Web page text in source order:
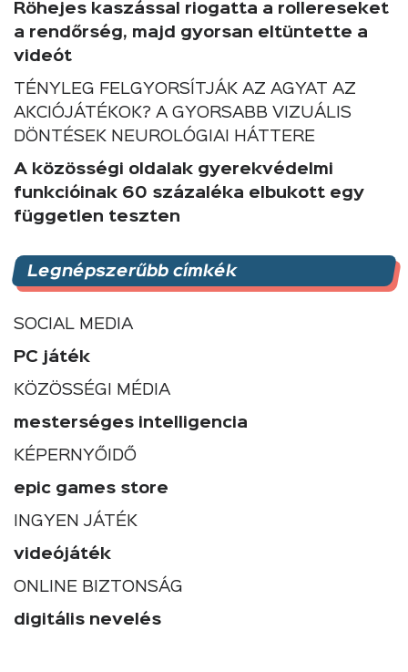
Röhejes kaszással riogatta a rollereseket
a rendőrség, majd gyorsan eltüntette a
videót
TÉNYLEG FELGYORSÍTJÁK AZ AGYAT AZ
AKCIÓJÁTÉKOK? A GYORSABB VIZUÁLIS
DÖNTÉSEK NEUROLÓGIAI HÁTTERE
A közösségi oldalak gyerekvédelmi
funkcióinak 60 százaléka elbukott egy
független teszten
Legnépszerűbb címkék
SOCIAL MEDIA
PC játék
KÖZÖSSÉGI MÉDIA
mesterséges intelligencia
KÉPERNYŐIDŐ
epic games store
INGYEN JÁTÉK
videójáték
ONLINE BIZTONSÁG
digitális nevelés